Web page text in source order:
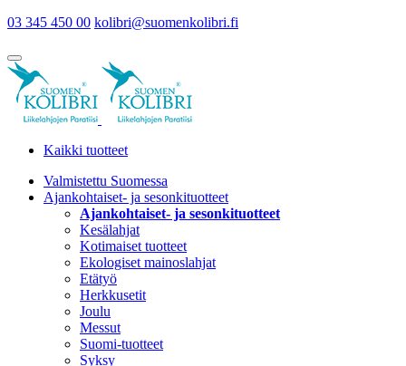
03 345 450 00 kolibri@suomenkolibri.fi
Kaikki tuotteet
Valmistettu Suomessa
Ajankohtaiset- ja sesonkituotteet
Ajankohtaiset- ja sesonkituotteet
Kesälahjat
Kotimaiset tuotteet
Ekologiset mainoslahjat
Etätyö
Herkkusetit
Joulu
Messut
Suomi-tuotteet
Syksy